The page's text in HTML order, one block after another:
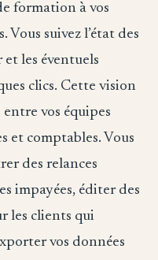
formation à vos
suivez l’état des
et les éventuels
clics. Cette vision
vos équipes
et comptables. Vous
des relances
impayées, éditer des
les clients qui
vos données